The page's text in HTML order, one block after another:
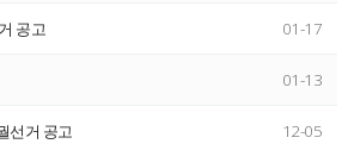
공고 01-17
01-13
선거 공고 12-05